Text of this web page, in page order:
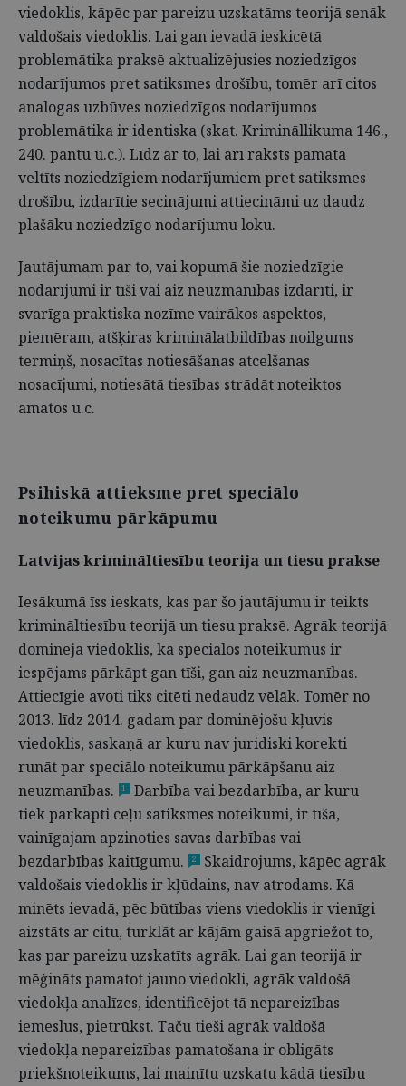
viedoklis, kāpēc par pareizu uzskatāms teorijā senāk
valdošais viedoklis. Lai gan ievadā ieskicētā
problemātika praksē aktualizējusies noziedzīgos
nodarījumos pret satiksmes drošību, tomēr arī citos
analogas uzbūves noziedzīgos nodarījumos
problemātika ir identiska (skat. Krimināllikuma 146.,
240. pantu u.c.). Līdz ar to, lai arī raksts pamatā
veltīts noziedzīgiem nodarījumiem pret satiksmes
drošību, izdarītie secinājumi attiecināmi uz daudz
plašāku noziedzīgo nodarījumu loku.
Jautājumam par to, vai kopumā šie noziedzīgie
nodarījumi ir tīši vai aiz neuzmanības izdarīti, ir
svarīga praktiska nozīme vairākos aspektos,
piemēram, atšķiras kriminālatbildības noilgums
termiņš, nosacītas notiesāšanas atcelšanas
nosacījumi, notiesātā tiesības strādāt noteiktos
amatos u.c.
Psihiskā attieksme pret speciālo
noteikumu pārkāpumu
Latvijas krimināltiesību teorija un tiesu prakse
Iesākumā īss ieskats, kas par šo jautājumu ir teikts
krimināltiesību teorijā un tiesu praksē. Agrāk teorijā
dominēja viedoklis, ka speciālos noteikumus ir
iespējams pārkāpt gan tīši, gan aiz neuzmanības.
Attiecīgie avoti tiks citēti nedaudz vēlāk. Tomēr no
2013. līdz 2014. gadam par dominējošu kļuvis
viedoklis, saskaņā ar kuru nav juridiski korekti
runāt par speciālo noteikumu pārkāpšanu aiz
neuzmanības.
1
Darbība vai bezdarbība, ar kuru
tiek pārkāpti ceļu satiksmes noteikumi, ir tīša,
vainīgajam apzinoties savas darbības vai
bezdarbības kaitīgumu.
2
Skaidrojums, kāpēc agrāk
valdošais viedoklis ir kļūdains, nav atrodams. Kā
minēts ievadā, pēc būtības viens viedoklis ir vienīgi
aizstāts ar citu, turklāt ar kājām gaisā apgriežot to,
kas par pareizu uzskatīts agrāk. Lai gan teorijā ir
mēģināts pamatot jauno viedokli, agrāk valdošā
viedokļa analīzes, identificējot tā nepareizības
iemeslus, pietrūkst. Taču tieši agrāk valdošā
viedokļa nepareizības pamatošana ir obligāts
priekšnoteikums, lai mainītu uzskatu kādā tiesību